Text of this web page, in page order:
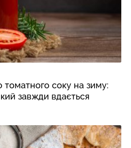
томатного соку на зиму:
завжди вдається